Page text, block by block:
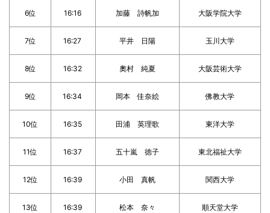
6位 16:16 加藤 詩帆加 大阪学院大学
7位 16:27 平井 日陽 玉川大学
8位 16:32 奧村 純夏 大阪芸術大学
9位 16:34 岡本 佳奈絵 佛教大学
10位 16:35 田浦 英理歌 東洋大学
11位 16:37 五十嵐 徳子 東北福祉大学
12位 16:39 小田 真帆 関西大学
13位 16:39 松本 奈々 順天堂大学